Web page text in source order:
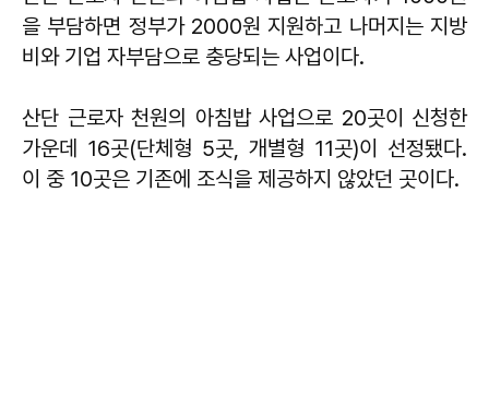
을 부담하면 정부가 2000원 지원하고 나머지는 지방
비와 기업 자부담으로 충당되는 사업이다.
산단 근로자 천원의 아침밥 사업으로 20곳이 신청한
가운데 16곳(단체형 5곳, 개별형 11곳)이 선정됐다.
이 중 10곳은 기존에 조식을 제공하지 않았던 곳이다.